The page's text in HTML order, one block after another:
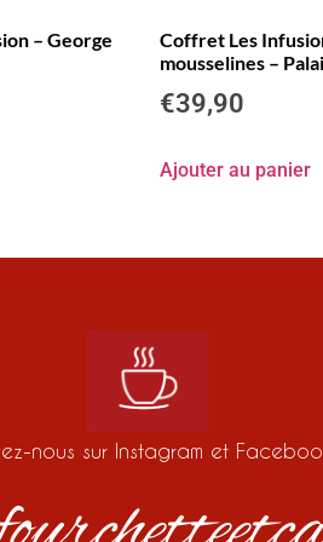
– George
Coffret Les
mousselines –
€39,90
Ajouter au panier
nous sur Instagram et